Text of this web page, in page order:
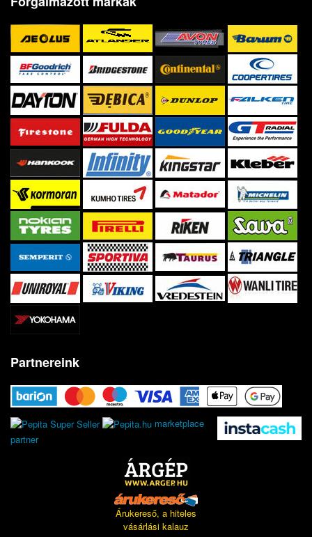
Partnereink
marketplace
partner
Árukereső, a hiteles
vásárlási kalauz